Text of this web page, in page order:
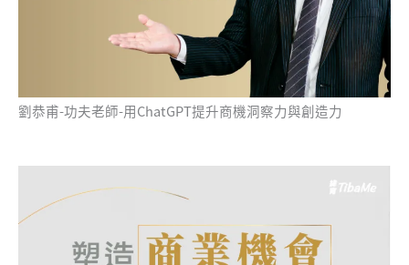
劉恭甫-功夫老師-用ChatGPT提升商機洞察力與創造力